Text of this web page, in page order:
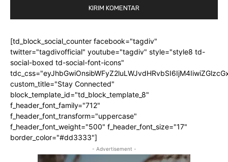
[td_block_social_counter facebook="tagdiv"
twitter="tagdivofficial" youtube="tagdiv" style="style8 td-
social-boxed td-social-font-icons"
custom_title="Stay Connected"
block_template_id="td_block_template_8"
f_header_font_family="712"
f_header_font_transform="uppercase"
f_header_font_weight="500" f_header_font_size="17"
border_color="#dd3333"]
- Advertisement -